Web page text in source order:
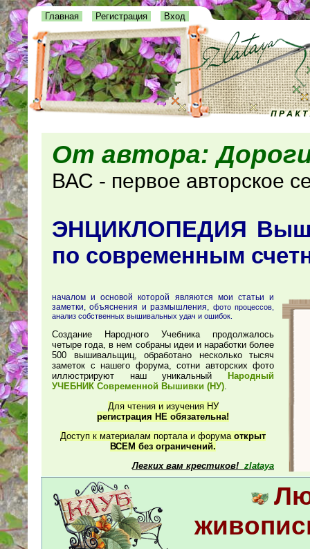
Главная Регистрация Вход
От автора:
ВАС - первое авторское
ЭНЦИКЛОПЕДИЯ
по современным
началом и основой которой являются мои статьи и
заметки, объяснения и размышления, фото процессов,
анализ собственных вышивальных удач и ошибок.
Создание Народного Учебника продолжалось
четыре года, в нем собраны идеи и наработки более
500 вышивальщиц, обработано несколько тысяч
заметок с нашего форума, сотни авторских фото
иллюстрируют наш уникальный
Народный
УЧЕБНИК Современной Вышивки (НУ).
Для чтения и изучения НУ
регистрация НЕ обязательна!
Доступ к материалам портала и форума открыт
ВСЕМ без ограничений.
Легких вам крестиков! zlataya